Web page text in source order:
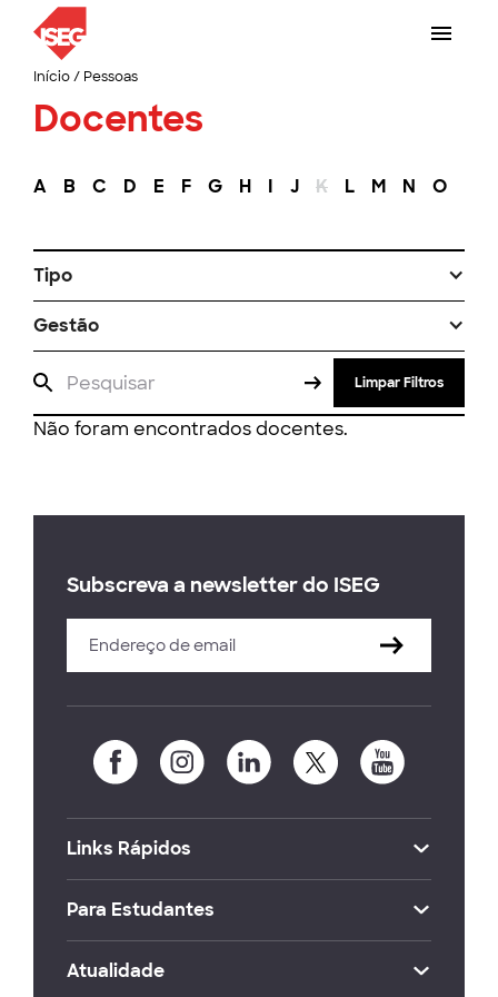
Início/ Pessoas
Docentes
A B C D E F G H I J K L M N O
Tipo
Gestão
Limpar Filtros
Não foram encontrados docentes.
Subscreva a newsletter do ISEG
Links Rápidos
Para Estudantes
Atualidade